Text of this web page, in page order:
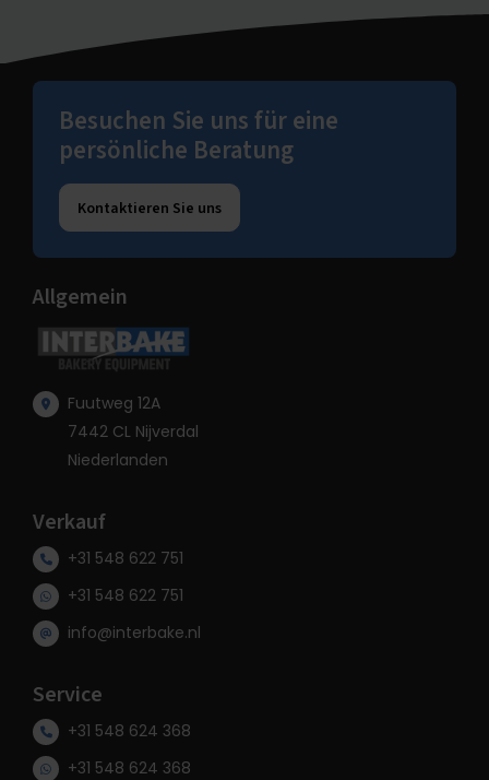
Besuchen Sie uns für eine
persönliche Beratung
Kontaktieren Sie uns
Allgemein
Fuutweg 12A
7442 CL Nijverdal
Niederlanden
Verkauf
+31 548 622 751
+31 548 622 751
info@interbake.nl
Service
+31 548 624 368
+31 548 624 368